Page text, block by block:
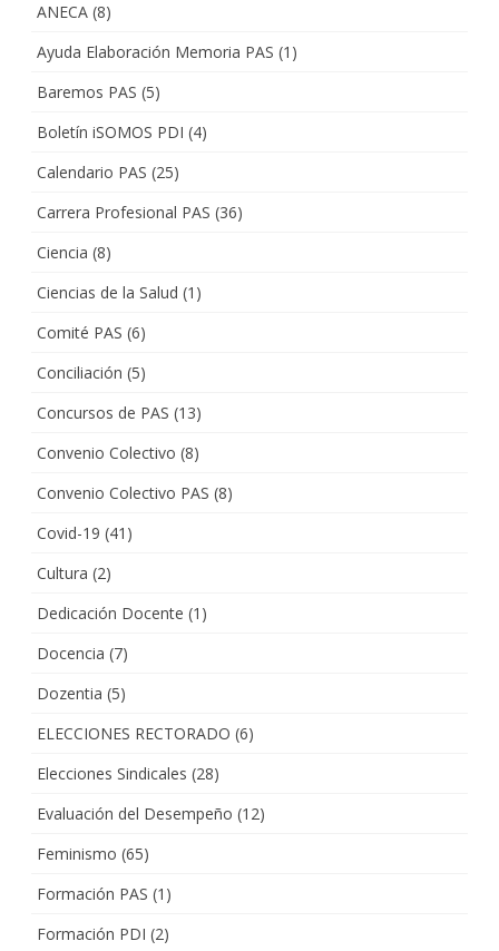
ANECA (8)
Ayuda Elaboración Memoria PAS (1)
Baremos PAS (5)
Boletín iSOMOS PDI (4)
Calendario PAS (25)
Carrera Profesional PAS (36)
Ciencia (8)
Ciencias de la Salud (1)
Comité PAS (6)
Conciliación (5)
Concursos de PAS (13)
Convenio Colectivo (8)
Convenio Colectivo PAS (8)
Covid-19 (41)
Cultura (2)
Dedicación Docente (1)
Docencia (7)
Dozentia (5)
ELECCIONES RECTORADO (6)
Elecciones Sindicales (28)
Evaluación del Desempeño (12)
Feminismo (65)
Formación PAS (1)
Formación PDI (2)